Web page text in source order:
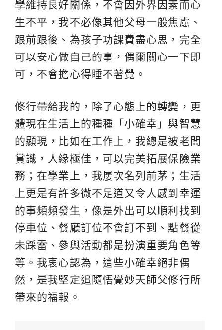
學維持良好關係，不會因外界因素而心
生不平，我不必像其他父母一般焦慮、
跟前跟後、為孩子功課費盡心思，完全
可以安心做自己的事，偶爾關心一下即
可，不會擔心得睡不著覺。
修行帶給我的，除了心態上的轉變，更
體現在生活上的種種「小確幸」與智慧
的顯現，比如在工作上，我總是被老闆
賞識，人緣極佳，可以完美拓展保險業
務；在學業上，我屢次名列前茅；生活
上更是有許多微不足道又令人感到幸運
的事頻頻發生，像是外出可以順利找到
停車位、餐廳訂位不會訂不到、點餐從
未踩雷、參與活動都是扮演重要角色等
等。我衷心認為，這些小確幸絕非偶
然，是我堅定追隨悟覺妙天師父修行所
帶來的福報。